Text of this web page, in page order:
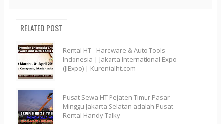
RELATED POST
Rental HT - Hardware & Auto Tools
Indonesia | Jakarta International Expo
(JIExpo) | Kurentalht.com
Pusat Sewa HT Pejaten Timur Pasar
Minggu Jakarta Selatan adalah Pusat
Rental Handy Talky